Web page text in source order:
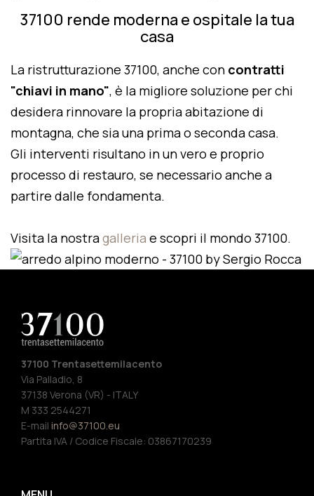
37100 rende moderna e ospitale la tua
casa
La ristrutturazione 37100, anche con contratti
"chiavi in mano", è la migliore soluzione per chi
desidera rinnovare la propria abitazione di
montagna, che sia una prima o seconda casa.
Gli interventi risultano in un vero e proprio
processo di restauro, se necessario anche a
partire dalle fondamenta.
Visita la nostragalleria e scopri il mondo 37100.
37100 Trentasettemilacento
Via Palladio, 8
37138 Verona (VR) - ITALY
M 333 2544271
E-mail info@37100.eu
Partita IVA / Codice Fiscale: 03867170239